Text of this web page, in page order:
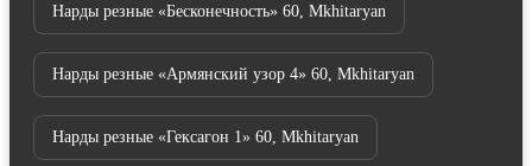
Нарды резные «Бесконечность» 60, Mkhitaryan
Нарды резные «Армянский узор 4» 60, Mkhitaryan
Нарды резные «Гексагон 1» 60, Mkhitaryan